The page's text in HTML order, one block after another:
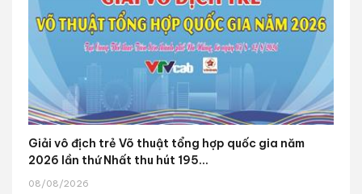
Giải vô địch trẻ Võ thuật tổng hợp quốc gia năm
2026 lần thứ Nhất thu hút 195...
08/08/2026